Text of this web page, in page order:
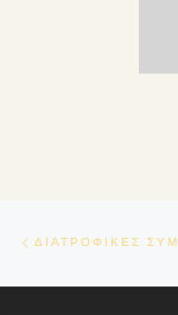
Πλοήγηση
ΔΙΑΤΡΟΦΙΚΕΣ